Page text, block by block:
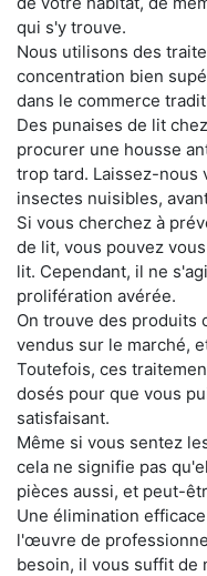
qui s'y trouve.
Nous utilisons des
concentration bien
dans le commerce
Des punaises de lit
procurer une housse
trop tard. Laissez-nous
insectes nuisibles,
Si vous cherchez à
de lit, vous pouvez
lit. Cependant, il ne
prolifération avérée.
On trouve des produits
vendus sur le marché,
Toutefois, ces
dosés pour que vous
satisfaisant.
Même si vous sentez
cela ne signifie pas
pièces aussi, et peut-
Une élimination
l'œuvre de
besoin, il vous suffit de